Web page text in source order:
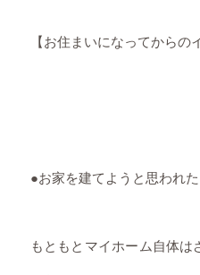
【お住まいになってからの
●お家を建てようと思われ
もともとマイホーム自体